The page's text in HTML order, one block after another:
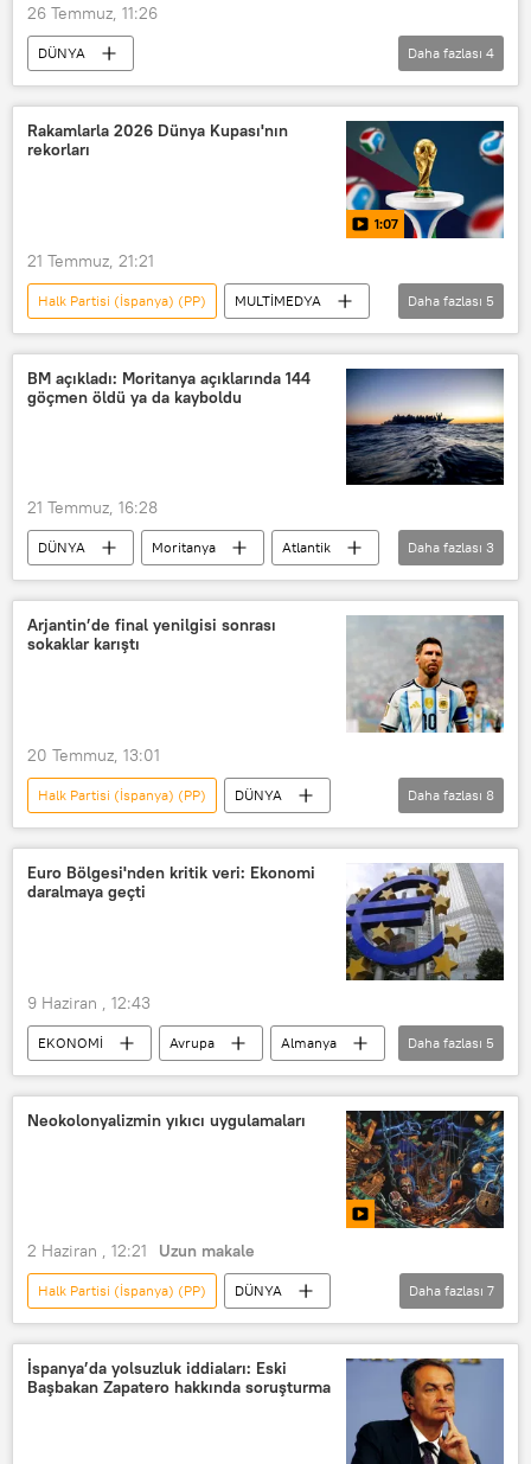
Pedro Sanchez
Cezayir
26 Temmuz, 11:26
DÜNYA
İspanya Başbakanı Pedro Sanchez
İspanya
Orman yangını
Tahliye
Daha fazlası 4
Rakamlarla 2026 Dünya Kupası'nın
rekorları
1:07
21 Temmuz, 21:21
Halk Partisi (İspanya) (PP)
MULTİMEDYA
VİDEO
İNFOGRAFİK
FIFA
İspanya Milli Takımı
Dünya Kupası
Daha fazlası 5
BM açıkladı: Moritanya açıklarında 144
göçmen öldü ya da kayboldu
21 Temmuz, 16:28
DÜNYA Moritanya
Atlantik
BM Mülteciler Yüksek Komiserliği (UNHCR)
Birleşmiş Milletler (BM) Genel Merkezi
Mülteci
Daha fazlası 3
Arjantin’de final yenilgisi sonrası
sokaklar karıştı
20 Temmuz, 13:01
Halk Partisi (İspanya) (PP)
DÜNYA
Arjantin
Buenos Aires
Lionel Messi
Lionel Scaloni
Javier Milei
Daha fazlası 8
Euro Bölgesi'nden kritik veri: Ekonomi
daralmaya geçti
9 Haziran , 12:43
EKONOMİ Avrupa
Almanya
Fransa
İran
Euro Bölgesi
Avrupa Merkez Bankası (ECB)
Daha fazlası 5
Neokolonyalizmin yıkıcı uygulamaları
2 Haziran , 12:21 Uzun makale
Halk Partisi (İspanya) (PP)
DÜNYA
Sömürgecilik
Rusya
SSCB
St. Petersburg Ekonomi Forumu (SPIEF)
Daha fazlası 7
İspanya’da yolsuzluk iddiaları: Eski
Başbakan Zapatero hakkında soruşturma